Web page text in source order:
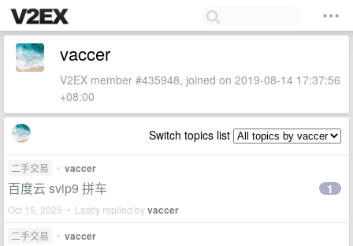
vaccer
V2EX member #435948, joined on 2019-08-14 17:37:56
+08:00
Switch topics list
二手交易 • vaccer
百度云 svip9 拼车
Oct 15, 2025 • Lastly replied byvaccer
1
二手交易 • vaccer